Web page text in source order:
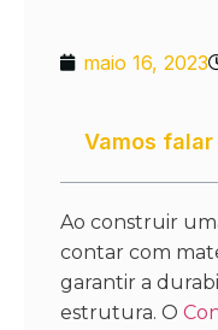
maio 16, 2023
Vamos
Ao construir
contar com
garantir a
estrutura. O